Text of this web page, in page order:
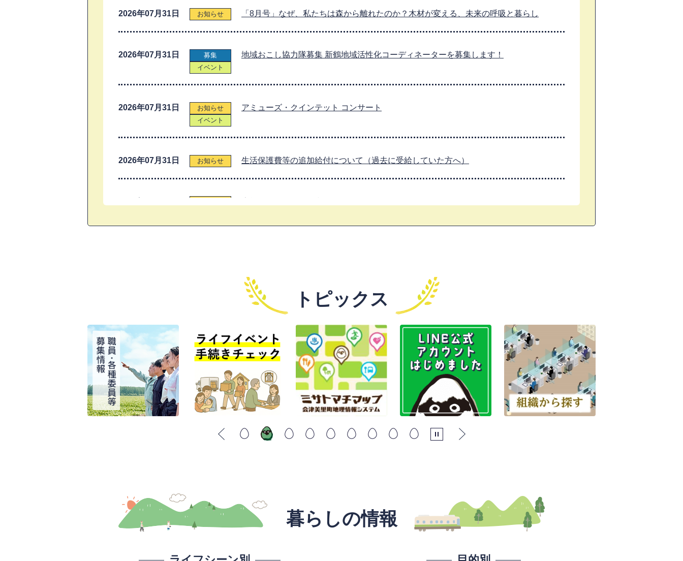
2026年07月31日 お知らせ 「8月号」なぜ、私たちは森から離れたのか？木材が変える、未来の呼吸と暮らし
2026年07月31日
募集
イベント
地域おこし協力隊募集 新鶴地域活性化コーディネーターを募集します！
2026年07月31日
お知らせ
イベント
アミューズ・クインテット コンサート
2026年07月31日 お知らせ 生活保護費等の追加給付について（過去に受給していた方へ）
家庭ごみ量速報値(令和8年6月時点)
2026年07月31日
イベント
子育て支援センター「すくすくハウス」8月の行事予定を更新しました
2026年07月30日
募集
お知らせ
国民健康保険人間ドック検診の最終募集を行います
令和8年度イベント情報
トピックス
3
目
ス
ラ
イ
枚
目
の
ス
ラ
枚
目
の
ス
ラ
イ
ド
6
枚
目
の
ラ
イ
ド
枚
目
の
ス
ラ
イ
暮らしの情報